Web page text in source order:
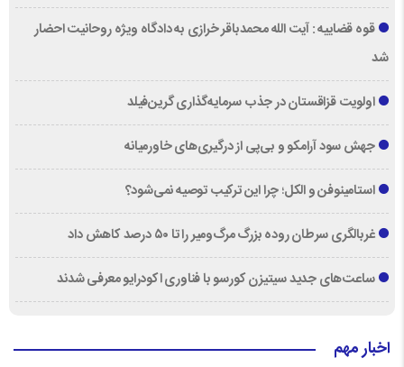
قوه قضاییه : آیت الله محمدباقر خرازی به دادگاه ویژه روحانیت احضار
شد
اولویت قزاقستان در جذب سرمایه‌گذاری گرین‌فیلد
جهش سود آرامکو و بی‌پی از درگیری‌های خاورمیانه
استامینوفن و الکل؛ چرا این ترکیب توصیه نمی‌شود؟
غربالگری سرطان روده بزرگ مرگ‌ومیر را تا ۵۰ درصد کاهش داد
ساعت‌های جدید سیتیزن کورسو با فناوری اکودرایو معرفی شدند
اخبار مهم